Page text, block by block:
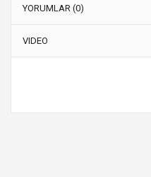
YORUMLAR (0)
VIDEO